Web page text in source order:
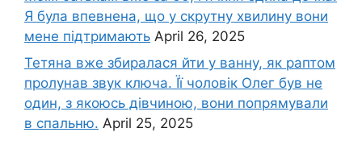
Я була впевнена, що у скрутну хвилину вони
мене підтримають April 26, 2025
Тетяна вже збиралася йти у ванну, як раптом
пролунав звук ключа. Її чоловік Олег був не
один, з якоюсь дівчиною, вони попрямували
в спальню. April 25, 2025